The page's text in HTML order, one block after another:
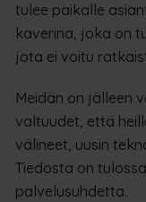
tulee paikalle
kaverina, joka on
jota ei voitu
Meidän on jälleen
valtuudet, että
välineet, uusin
Tiedosta on
palvelusuhdetta.